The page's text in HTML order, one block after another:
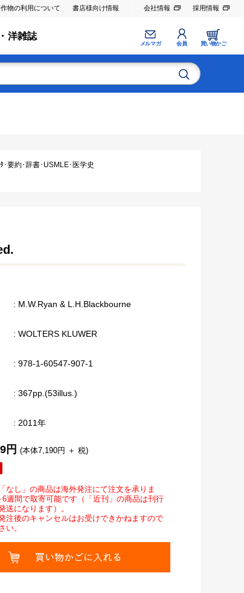
物の利用について 書店様向け情報 会社情報 採用情報
洋雑誌
メルマガ 会員 買い物かご
･要約･辞書･USMLE･医学史
: M.W.Ryan & L.H.Blackbourne
: WOLTERS KLUWER
: 978-1-60547-907-1
: 367pp.(53illus.)
: 2011年
円 (本体7,190円 ＋ 税)
なし」の商品は海外発注にて注文を承りま
6週間で取寄可能です（「近刊」の商品は刊行
送になります）。
注後のキャンセルはお受けできかねますので
い。